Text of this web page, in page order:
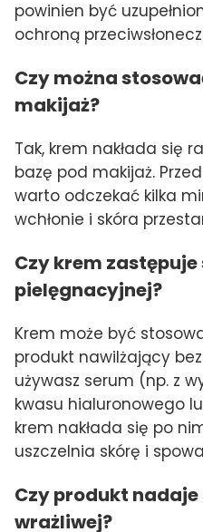
powinien być
ochroną
Czy można
makijaż?
Tak, krem nakłada się
bazę pod makijaż.
warto odczekać kilka
wchłonie i skóra
Czy krem
pielęgnacyjnej?
Krem może być
produkt nawilżający
używasz serum (np. z
kwasu hialuronowego
krem nakłada się po
uszczelnia skórę i
Czy produkt
wrażliwej?